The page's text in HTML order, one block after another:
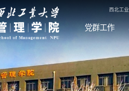
西北工
党群工作